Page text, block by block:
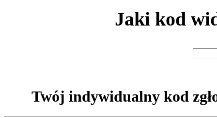
Jaki kod
Twój indywidualny kod